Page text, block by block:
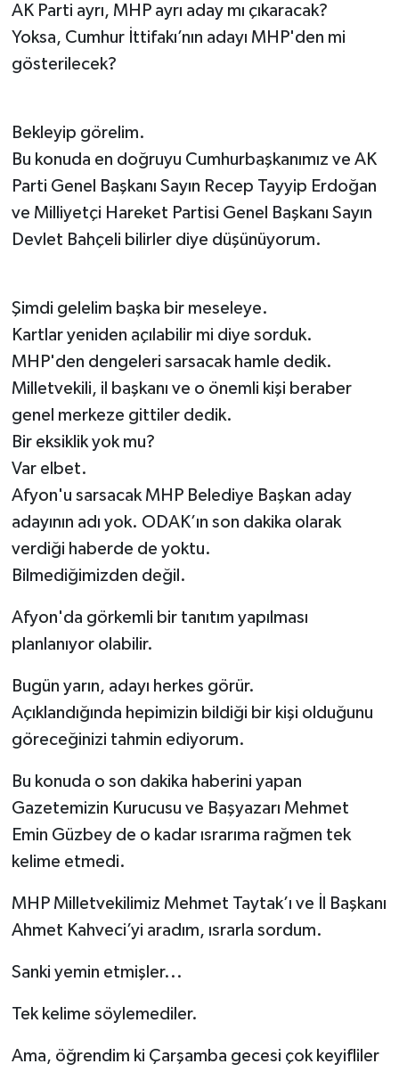
AK Parti ayrı, MHP ayrı aday mı çıkaracak?
Yoksa, Cumhur İttifakı’nın adayı MHP'den mi
gösterilecek?
Bekleyip görelim.
Bu konuda en doğruyu Cumhurbaşkanımız ve AK
Parti Genel Başkanı Sayın Recep Tayyip Erdoğan
ve Milliyetçi Hareket Partisi Genel Başkanı Sayın
Devlet Bahçeli bilirler diye düşünüyorum.
Şimdi gelelim başka bir meseleye.
Kartlar yeniden açılabilir mi diye sorduk.
MHP'den dengeleri sarsacak hamle dedik.
Milletvekili, il başkanı ve o önemli kişi beraber
genel merkeze gittiler dedik.
Bir eksiklik yok mu?
Var elbet.
Afyon'u sarsacak MHP Belediye Başkan aday
adayının adı yok. ODAK’ın son dakika olarak
verdiği haberde de yoktu.
Bilmediğimizden değil.
Afyon'da görkemli bir tanıtım yapılması
planlanıyor olabilir.
Bugün yarın, adayı herkes görür.
Açıklandığında hepimizin bildiği bir kişi olduğunu
göreceğinizi tahmin ediyorum.
Bu konuda o son dakika haberini yapan
Gazetemizin Kurucusu ve Başyazarı Mehmet
Emin Güzbey de o kadar ısrarıma rağmen tek
kelime etmedi.
MHP Milletvekilimiz Mehmet Taytak’ı ve İl Başkanı
Ahmet Kahveci’yi aradım, ısrarla sordum.
Sanki yemin etmişler...
Tek kelime söylemediler.
Ama, öğrendim ki Çarşamba gecesi çok keyifliler